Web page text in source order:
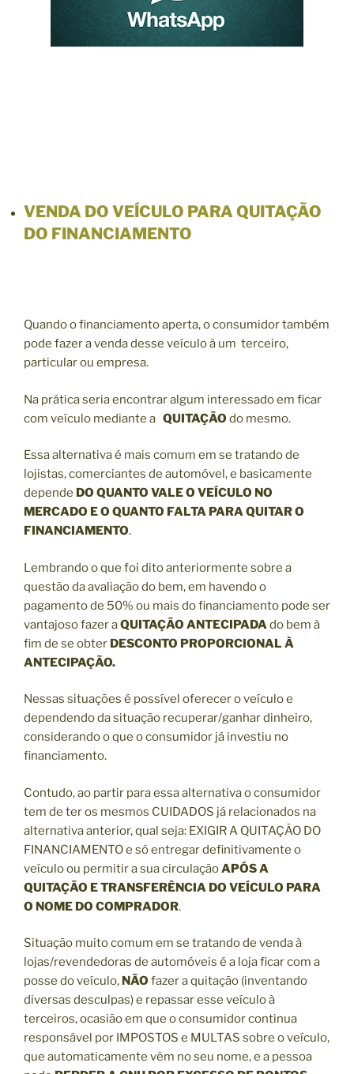
VENDA DO VEÍCULO PARA QUITAÇÃO
DO FINANCIAMENTO
Quando o financiamento aperta, o consumidor também
pode fazer a venda desse veículo à um terceiro,
particular ou empresa.
Na prática seria encontrar algum interessado em ficar
com veículo mediante a QUITAÇÃO do mesmo.
Essa alternativa é mais comum em se tratando de
lojistas, comerciantes de automóvel, e basicamente
depende DO QUANTO VALE O VEÍCULO NO
MERCADO E O QUANTO FALTA PARA QUITAR O
FINANCIAMENTO.
Lembrando o que foi dito anteriormente sobre a
questão da avaliação do bem, em havendo o
pagamento de 50% ou mais do financiamento pode ser
vantajoso fazer aQUITAÇÃO ANTECIPADAdo bem à
fim de se obter DESCONTO PROPORCIONAL À
ANTECIPAÇÃO.
Nessas situações é possível oferecer o veículo e
dependendo da situação recuperar/ganhar dinheiro,
considerando o que o consumidor já investiu no
financiamento.
Contudo, ao partir para essa alternativa o consumidor
tem de ter os mesmos CUIDADOS já relacionados na
alternativa anterior, qual seja: EXIGIR A QUITAÇÃO DO
FINANCIAMENTO e só entregar definitivamente o
veículo ou permitir a sua circulaçãoAPÓS A
QUITAÇÃO E TRANSFERÊNCIA DO VEÍCULO PARA
O NOME DO COMPRADOR.
Situação muito comum em se tratando de venda à
lojas/revendedoras de automóveis é a loja ficar com a
posse do veículo, NÃO fazer a quitação (inventando
diversas desculpas) e repassar esse veículo à
terceiros, ocasião em que o consumidor continua
responsável por IMPOSTOS e MULTAS sobre o veículo,
que automaticamente vêm no seu nome, e a pessoa